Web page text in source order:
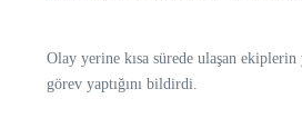
Olay yerine kısa sürede ulaşan
görev yaptığını bildirdi.